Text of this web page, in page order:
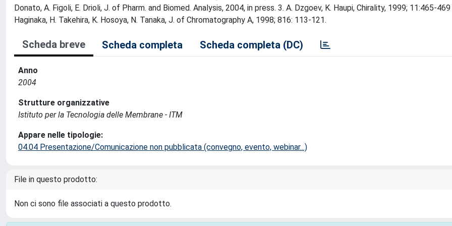
Donato, A. Figoli, E. Drioli, J. of Pharm. and Biomed. Analysis, 2004, in press. 3. A. Dzgoev, K. Haupi, Chirality, 1999; 11:465-469
Haginaka, H. Takehira, K. Hosoya, N. Tanaka, J. of Chromatography A, 1998; 816: 113-121.
Scheda breve Scheda completa Scheda completa (DC)
Anno
2004
Strutture organizzative
Istituto per la Tecnologia delle Membrane - ITM
Appare nelle tipologie:
04.04 Presentazione/Comunicazione non pubblicata (convegno, evento, webinar...)
File in questo prodotto:
Non ci sono file associati a questo prodotto.